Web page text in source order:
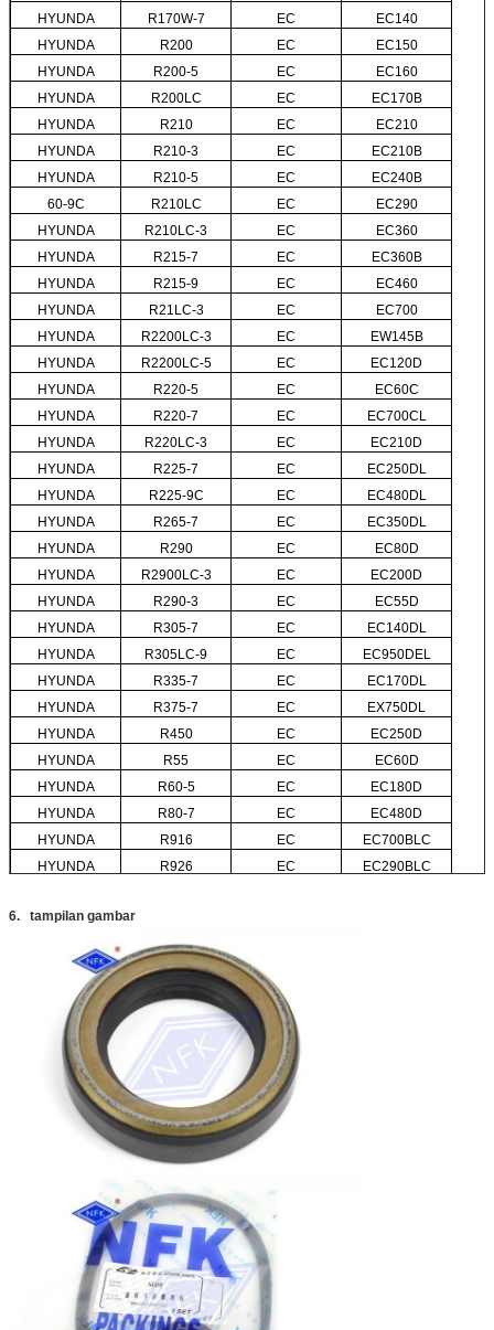
HYUNDA R170W-7 EC
EC140
HYUNDA
R200 EC
EC150
HYUNDA
R200-5 EC
EC160
HYUNDA
R200LC EC
EC170B
HYUNDA
R210 EC
EC210
HYUNDA
R210-3 EC
EC210B
HYUNDA
R210-5 EC
EC240B
60-9C
R210LC EC
EC290
HYUNDA
R210LC-3 EC
EC360
HYUNDA
R215-7 EC
EC360B
HYUNDA
R215-9 EC
EC460
HYUNDA
R21LC-3 EC
EC700
HYUNDA
R2200LC-3 EC
EW145B
HYUNDA
R2200LC-5 EC
EC120D
HYUNDA
R220-5 EC
EC60C
HYUNDA
R220-7 EC
EC700CL
HYUNDA
R220LC-3 EC
EC210D
HYUNDA
R225-7 EC
EC250DL
HYUNDA
R225-9C EC
EC480DL
HYUNDA
R265-7 EC
EC350DL
HYUNDA
R290 EC
EC80D
HYUNDA
R2900LC-3 EC
EC200D
HYUNDA
R290-3 EC
EC55D
HYUNDA
R305-7 EC
EC140DL
HYUNDA
R305LC-9 EC
EC950DEL
HYUNDA
R335-7 EC
EC170DL
HYUNDA
R375-7 EC
EX750DL
HYUNDA
R450 EC
EC250D
HYUNDA
R55 EC
EC60D
HYUNDA
R60-5 EC
EC180D
HYUNDA
R80-7 EC
EC480D
HYUNDA
R916 EC
EC700BLC
HYUNDA
R926 EC EC290BLC
6. tampilan gambar